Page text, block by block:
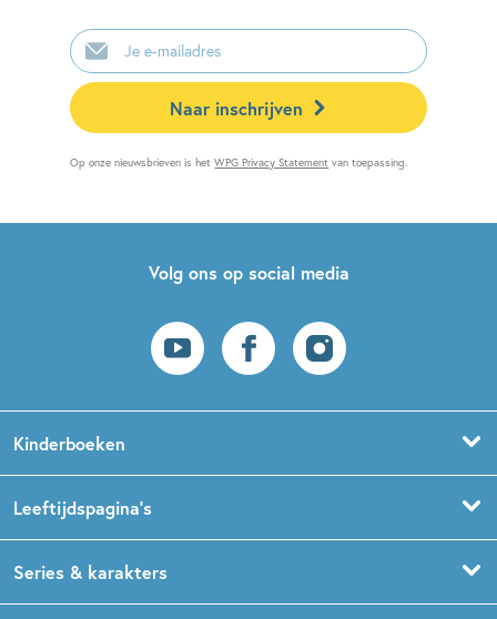
E-
mailadres
Naar inschrijven
Op onze nieuwsbrieven is hetWPG Privacy Statement van toepassing.
Volg ons op social media
Kinderboeken
Prentenboeken
Leeftijdspagina’s
Boekentips 1,5 - 3 jaar
Series & karakters